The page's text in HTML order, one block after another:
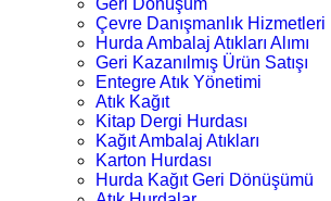
Çevre Danışmanlık Hizmetleri
Hurda Ambalaj Atıkları Alımı
Geri Kazanılmış Ürün Satışı
Entegre Atık Yönetimi
Atık Kağıt
Kitap Dergi Hurdası
Kağıt Ambalaj Atıkları
Karton Hurdası
Hurda Kağıt Geri Dönüşümü